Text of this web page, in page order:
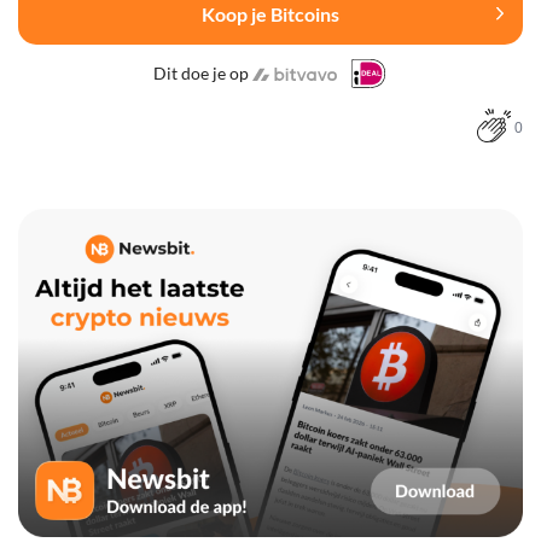
Koop je Bitcoins
Dit doe je op
0